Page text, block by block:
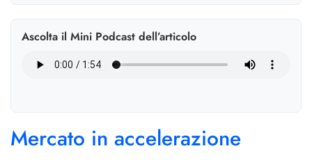
Ascolta il Mini Podcast dell’articolo
Mercato in accelerazione